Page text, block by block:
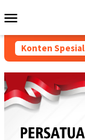
ke
Mobile
Konten Spesial